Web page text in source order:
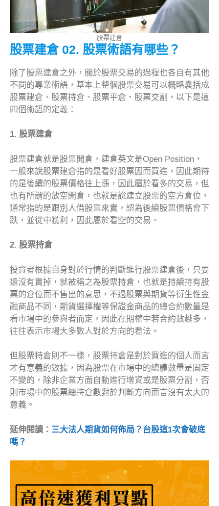
股票建倉
股票建倉 02. 股票術語有哪些？
除了股票建倉之外，關於股票交易的過程也各自有其他
不同的專業術語，基本上整個股票交易可以概略囊括成
股票建倉、股票持倉、股票平倉、股票交割，以下是這
四個術語的定義：
1. 股票建倉
股票建倉就是股票開倉，建倉英文是Open Position，
一般來說股票建倉指的是看好股票因而買進，因此期待
的是後續的股票價格往上漲，因此屬於看多的交易，但
也有所謂的放空開倉，也就是說建立股票的空方倉位，
通常指的是跟別人借股票來賣，認為後續股票價格會下
跌，並從中獲利，因此屬於看空的交易。
2. 股票持倉
投資者根據自身對於行情的判斷進行股票建倉後，只要
還沒有賣掉，就被稱之為股票持倉，也就是持續持有股
票的倉位而不售出的意思，不過股票與期貨等衍生性金
融商品不同，期貨選擇權等保證金商品的總合約數量是
看市場中的參與者而定，因此在期權中若合約數越多，
往往表示市場大多數人對於方向的看法。
但股票持倉則不一樣，股票持倉是對於買進的個人而言
才有意義的數據，因為股票在市場中的總體數量是固定
不變的，除非企業方面自動進行增資或是股票分割，否
則市場中的股票總持倉數對於判斷方向而言沒有太大的
意義。
延伸閱讀： 三大法人期貨如何佈局？台股這1次會破底
嗎？